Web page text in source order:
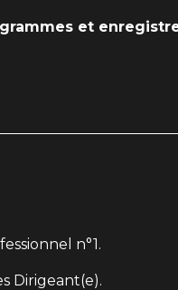
et
n°1.
Dirigeant(e).